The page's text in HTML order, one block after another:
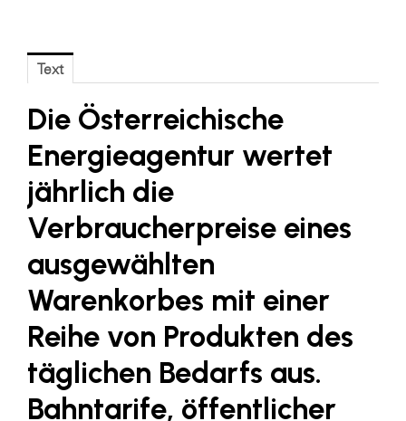
Colmobil Austria
Darbo
Designer Outlets Parndorf und Salzburg
DOMOFERM
Essity
EY
FG UBIT Salzburg
foodaffairs
Fressnapf
FRoSTA
Text
Die Österreichische
Energieagentur wertet
jährlich die
Verbraucherpreise eines
ausgewählten
Warenkorbes mit einer
Reihe von Produkten des
täglichen Bedarfs aus.
Bahntarife, öffentlicher